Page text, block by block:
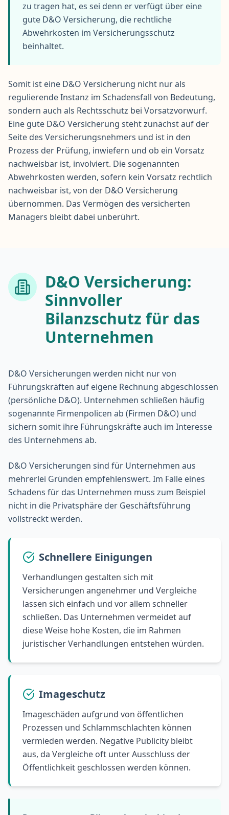
zu tragen hat, es sei denn er verfügt über eine
gute D&O Versicherung, die rechtliche
Abwehrkosten im Versicherungsschutz
beinhaltet.
Somit ist eine D&O Versicherung nicht nur als
regulierende Instanz im Schadensfall von Bedeutung,
sondern auch als Rechtsschutz bei Vorsatzvorwurf.
Eine gute D&O Versicherung steht zunächst auf der
Seite des Versicherungsnehmers und ist in den
Prozess der Prüfung, inwiefern und ob ein Vorsatz
nachweisbar ist, involviert. Die sogenannten
Abwehrkosten werden, sofern kein Vorsatz rechtlich
nachweisbar ist, von der D&O Versicherung
übernommen. Das Vermögen des versicherten
Managers bleibt dabei unberührt.
D&O Versicherung:
Sinnvoller
Bilanzschutz für das
Unternehmen
D&O Versicherungen werden nicht nur von
Führungskräften auf eigene Rechnung abgeschlossen
(persönliche D&O). Unternehmen schließen häufig
sogenannte Firmenpolicen ab (Firmen D&O) und
sichern somit ihre Führungskräfte auch im Interesse
des Unternehmens ab.
D&O Versicherungen sind für Unternehmen aus
mehrerlei Gründen empfehlenswert. Im Falle eines
Schadens für das Unternehmen muss zum Beispiel
nicht in die Privatsphäre der Geschäftsführung
vollstreckt werden.
Schnellere Einigungen
Verhandlungen gestalten sich mit
Versicherungen angenehmer und Vergleiche
lassen sich einfach und vor allem schneller
schließen. Das Unternehmen vermeidet auf
diese Weise hohe Kosten, die im Rahmen
juristischer Verhandlungen entstehen würden.
Imageschutz
Imageschäden aufgrund von öffentlichen
Prozessen und Schlammschlachten können
vermieden werden. Negative Publicity bleibt
aus, da Vergleiche oft unter Ausschluss der
Öffentlichkeit geschlossen werden können.